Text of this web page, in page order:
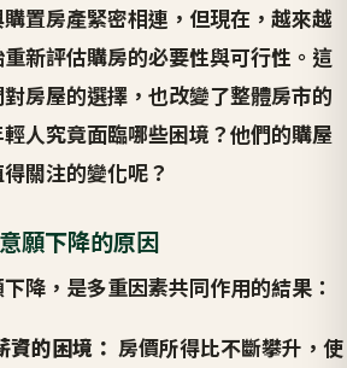
置房產緊密相連，但現在，越來越
新評估購房的必要性與可行性。這
房屋的選擇，也改變了整體房市的
人究竟面臨哪些困境？他們的購屋
關注的變化呢？
願下降的原因
降，是多重因素共同作用的結果：
的困境： 房價所得比不斷攀升，使